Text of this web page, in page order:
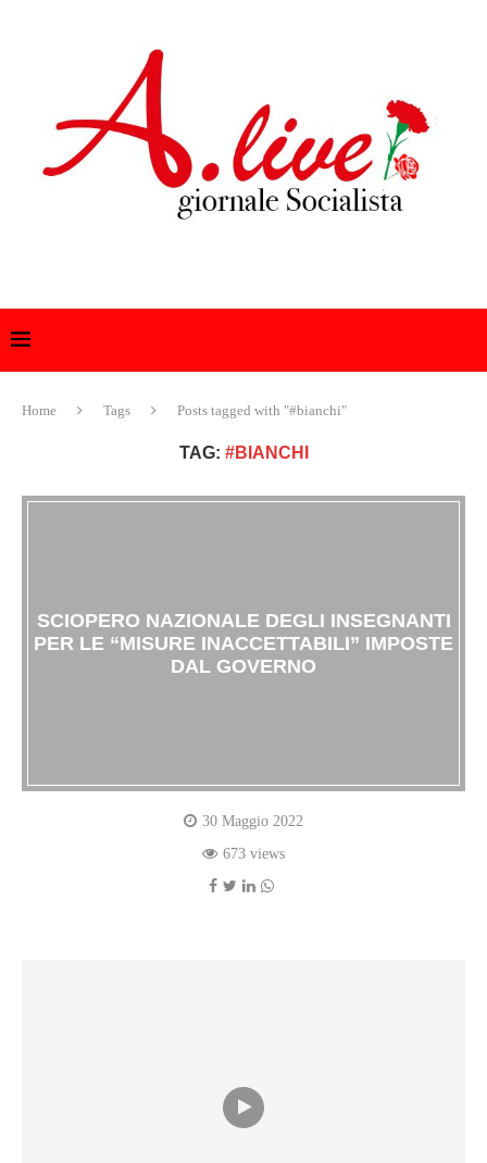
Home Tags Posts tagged with "#bianchi"
TAG: #BIANCHI
SCIOPERO NAZIONALE DEGLI INSEGNANTI
PER LE “MISURE INACCETTABILI” IMPOSTE
DAL GOVERNO
30 Maggio 2022
673 views